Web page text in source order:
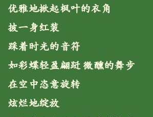
优雅地掀起枫叶的衣角
披一身红装
踩着时光的音符
如彩蝶轻盈翩跹 微醺的舞步
在空中恣意旋转
炫烂地绽放